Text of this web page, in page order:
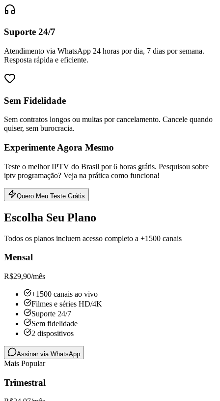
Suporte 24/7
Atendimento via WhatsApp 24 horas por dia, 7 dias por semana.
Resposta rápida e eficiente.
Sem Fidelidade
Sem contratos longos ou multas por cancelamento. Cancele quando
quiser, sem burocracia.
Experimente Agora Mesmo
Teste o melhor IPTV do Brasil por 6 horas grátis. Pesquisou sobre
iptv programação? Veja na prática como funciona!
Quero Meu Teste Grátis
Escolha Seu Plano
Todos os planos incluem acesso completo a +1500 canais
Mensal
R$29,90/mês
+1500 canais ao vivo
Filmes e séries HD/4K
Suporte 24/7
Sem fidelidade
2 dispositivos
Assinar via WhatsApp
Mais Popular
Trimestral